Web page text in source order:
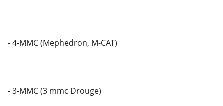
- 4-MMC (Mephedron, M-CAT)
- 3-MMC (3 mmc Drouge)